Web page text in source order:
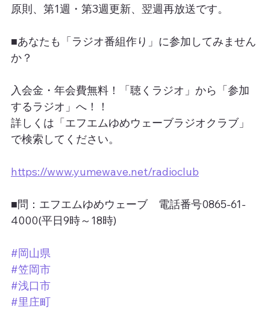
原則、第1週・第3週更新、翌週再放送です。
■あなたも「ラジオ番組作り」に参加してみません
か？
入会金・年会費無料！「聴くラジオ」から「参加
するラジオ」へ！！
詳しくは「エフエムゆめウェーブラジオクラブ」
で検索してください。
https://www.yumewave.net/radioclub
■問：エフエムゆめウェーブ　電話番号0865-61-
4000(平日9時～18時)
#岡山県
#笠岡市
#浅口市
#里庄町